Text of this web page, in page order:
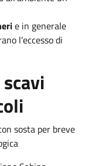
e in generale
l’eccesso di
sosta per breve